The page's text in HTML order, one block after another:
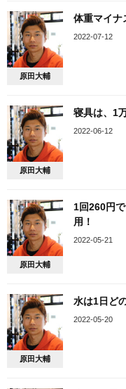
原田大輔
体重マイナ
2022-07-12
原田大輔
寝具は、1
2022-06-12
原田大輔
1回260円
用！
2022-05-21
原田大輔
水は1日ど
2022-05-20